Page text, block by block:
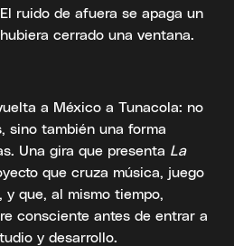
ruido de afuera se apaga un
cerrado una ventana.
a México a Tunacola: no
sino también una forma
Una gira que presenta La
que cruza música, juego
que, al mismo tiempo,
consciente antes de entrar a
y desarrollo.